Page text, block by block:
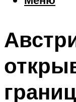
Шоппинг
Что
Меню